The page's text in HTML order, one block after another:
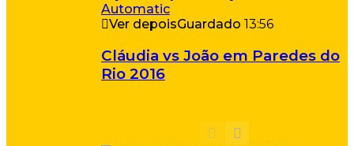
Ver depoisGuardado 13:56
Cláudia vs João em Paredes do
Rio 2016